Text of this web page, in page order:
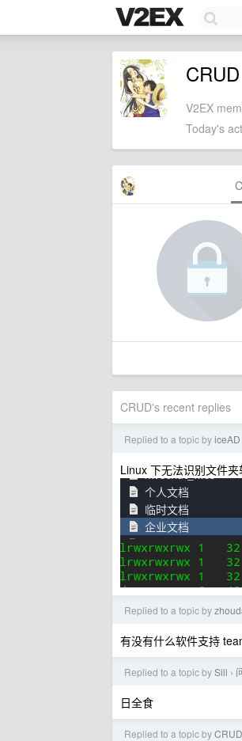
CRUD
V2EX
Today's
CRUD's recent replies
Replied to a topic byiceAD
Linux 下无法识别文件夹
Replied to a topic by
有没有什么软件支持
Replied to a topic bySill ›
日全食
Replied to a topic byCRUD